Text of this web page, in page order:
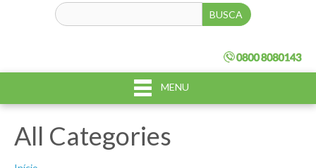
MENU
All Categories